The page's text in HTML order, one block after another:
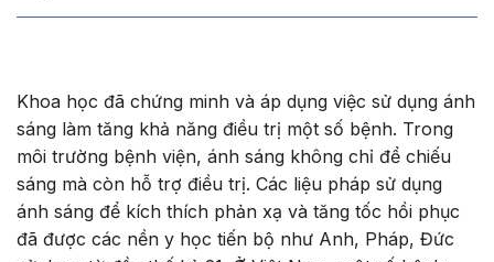
Khoa học đã chứng minh và áp dụng việc sử dụng ánh
sáng làm tăng khả năng điều trị một số bệnh. Trong
môi trường bệnh viện, ánh sáng không chỉ để chiếu
sáng mà còn hỗ trợ điều trị. Các liệu pháp sử dụng
ánh sáng để kích thích phản xạ và tăng tốc hồi phục
đã được các nền y học tiến bộ như Anh, Pháp, Đức